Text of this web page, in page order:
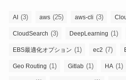
AI (3) aws (25) aws-cli (3)
CloudSearch (3) DeepLearning (1)
EBS最適化オプション (1) ec2 (7)
Geo Routing (1) Gitlab (1) HA (1)